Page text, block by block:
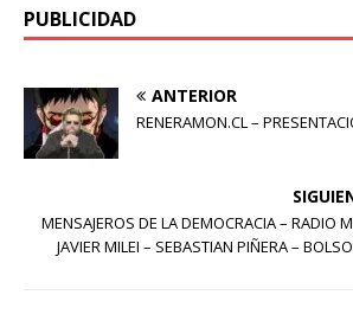
PUBLICIDAD
ANTERIOR
RENERAMON.CL –
MENSAJEROS DE LA DEMOCRACIA – RADIO
JAVIER MILEI – SEBASTIAN PIÑERA –